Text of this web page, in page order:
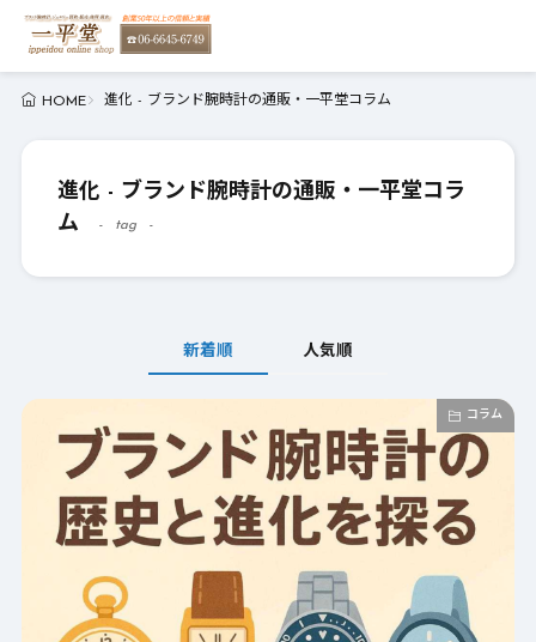
HOME 進化 - ブランド腕時計の通販・一平堂コラム
進化 - ブランド腕時計の通販・一平堂コラ
ム
tag
新着順 人気順
コラム